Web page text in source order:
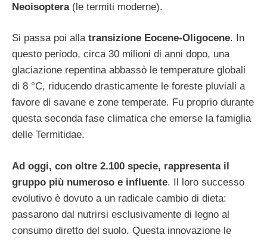
Neoisoptera(le termiti moderne).
Si passa poi alla transizione Eocene-Oligocene. In
questo periodo, circa 30 milioni di anni dopo, una
glaciazione repentina abbassò le temperature globali
di 8 °C, riducendo drasticamente le foreste pluviali a
favore di savane e zone temperate. Fu proprio durante
questa seconda fase climatica che emerse la famiglia
delle Termitidae.
Ad oggi, con oltre 2.100 specie, rappresenta il
gruppo più numeroso e influente. Il loro successo
evolutivo è dovuto a un radicale cambio di dieta:
passarono dal nutrirsi esclusivamente di legno al
consumo diretto del suolo. Questa innovazione le